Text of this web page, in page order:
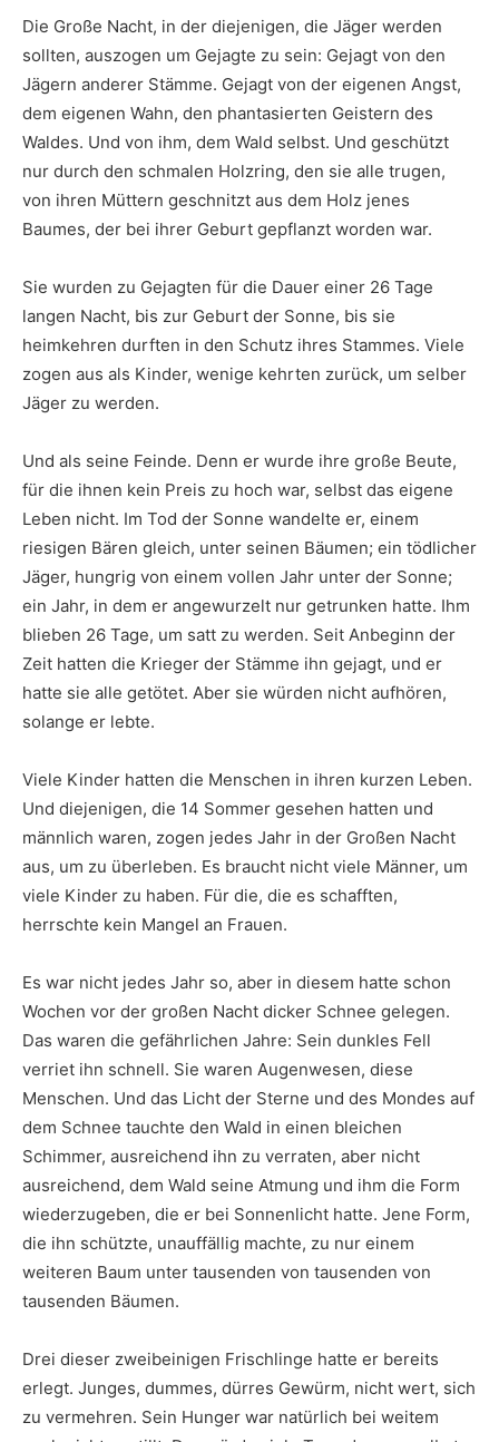
Die Große Nacht, in der diejenigen, die Jäger werden
sollten, auszogen um Gejagte zu sein: Gejagt von den
Jägern anderer Stämme. Gejagt von der eigenen Angst,
dem eigenen Wahn, den phantasierten Geistern des
Waldes. Und von ihm, dem Wald selbst. Und geschützt
nur durch den schmalen Holzring, den sie alle trugen,
von ihren Müttern geschnitzt aus dem Holz jenes
Baumes, der bei ihrer Geburt gepflanzt worden war.
Sie wurden zu Gejagten für die Dauer einer 26 Tage
langen Nacht, bis zur Geburt der Sonne, bis sie
heimkehren durften in den Schutz ihres Stammes. Viele
zogen aus als Kinder, wenige kehrten zurück, um selber
Jäger zu werden.
Und als seine Feinde. Denn er wurde ihre große Beute,
für die ihnen kein Preis zu hoch war, selbst das eigene
Leben nicht. Im Tod der Sonne wandelte er, einem
riesigen Bären gleich, unter seinen Bäumen; ein tödlicher
Jäger, hungrig von einem vollen Jahr unter der Sonne;
ein Jahr, in dem er angewurzelt nur getrunken hatte. Ihm
blieben 26 Tage, um satt zu werden. Seit Anbeginn der
Zeit hatten die Krieger der Stämme ihn gejagt, und er
hatte sie alle getötet. Aber sie würden nicht aufhören,
solange er lebte.
Viele Kinder hatten die Menschen in ihren kurzen Leben.
Und diejenigen, die 14 Sommer gesehen hatten und
männlich waren, zogen jedes Jahr in der Großen Nacht
aus, um zu überleben. Es braucht nicht viele Männer, um
viele Kinder zu haben. Für die, die es schafften,
herrschte kein Mangel an Frauen.
Es war nicht jedes Jahr so, aber in diesem hatte schon
Wochen vor der großen Nacht dicker Schnee gelegen.
Das waren die gefährlichen Jahre: Sein dunkles Fell
verriet ihn schnell. Sie waren Augenwesen, diese
Menschen. Und das Licht der Sterne und des Mondes auf
dem Schnee tauchte den Wald in einen bleichen
Schimmer, ausreichend ihn zu verraten, aber nicht
ausreichend, dem Wald seine Atmung und ihm die Form
wiederzugeben, die er bei Sonnenlicht hatte. Jene Form,
die ihn schützte, unauffällig machte, zu nur einem
weiteren Baum unter tausenden von tausenden von
tausenden Bäumen.
Drei dieser zweibeinigen Frischlinge hatte er bereits
erlegt. Junges, dummes, dürres Gewürm, nicht wert, sich
zu vermehren. Sein Hunger war natürlich bei weitem